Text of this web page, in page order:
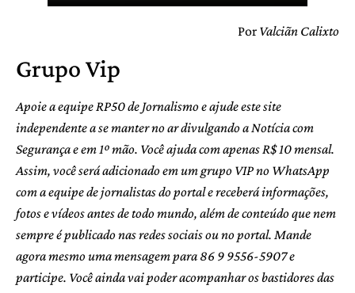
Por Valciãn Calixto
Grupo Vip
Apoie a equipe RP50 de Jornalismo e ajude este site
independente a se manter no ar divulgando a Notícia com
Segurança e em 1º mão. Você ajuda com apenas R$ 10 mensal.
Assim, você será adicionado em um grupo VIP no WhatsApp
com a equipe de jornalistas do portal e receberá informações,
fotos e vídeos antes de todo mundo, além de conteúdo que nem
sempre é publicado nas redes sociais ou no portal. Mande
agora mesmo uma mensagem para 86 9 9556-5907 e
participe. Você ainda vai poder acompanhar os bastidores das